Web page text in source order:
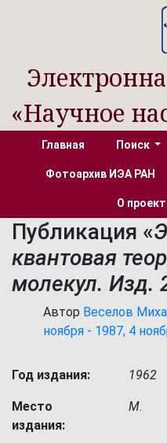
«Научное
Главная Поиск
Фотоархив ИЭА РАН
О
Публикация «
квантовая
молекул. Изд.
Автор Веселов
ноября - 1987, 4
Год издания: 1962
Место
издания:
М.